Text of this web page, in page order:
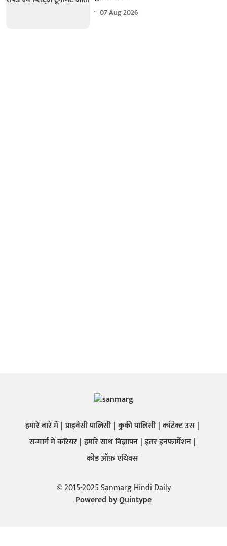
07 Aug 2026
हमारे बारे में प्राइवेसी पालिसी कुकी पालिसी कांटेक्ट उस
सन्मार्ग में करियर हमारे साथ बिज्ञापन इतर इनफार्मेशन
कोड ऑफ़ एथिक्स
© 2015-2025 Sanmarg Hindi Daily
Powered byQuintype